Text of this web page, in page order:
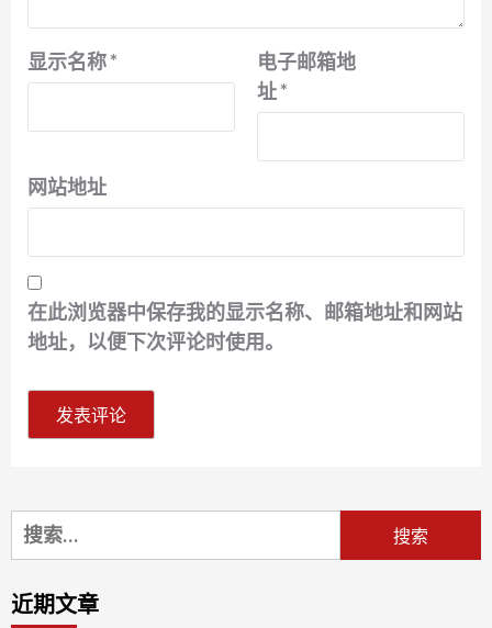
显示名称*
电子邮箱地
址*
网站地址
在此浏览器中保存我的显示名称、邮箱地址和网站
地址，以便下次评论时使用。
搜
索：
近期文章